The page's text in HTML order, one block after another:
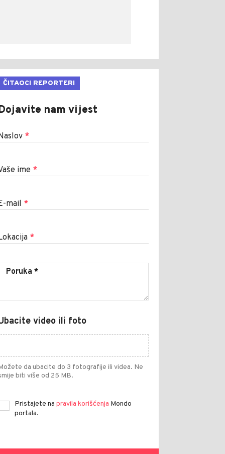
ČITAOCI REPORTERI
nam vijest
*
ime *
mail *
*
video ili foto
da ubacite do 3 fotografije ili videa. Ne
biti više od 25 MB.
Pristajete na pravila korišćenja Mondo
portala.